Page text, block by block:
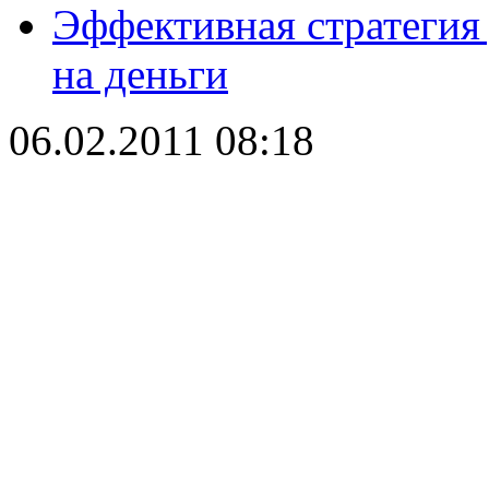
Эффективная
на деньги
06.02.2011 08:18